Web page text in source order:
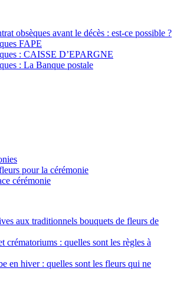
obsèques avant le décès : est-ce possible ?
FAPE
: CAISSE D’EPARGNE
: La Banque postale
pour la cérémonie
cérémonie
aux traditionnels bouquets de fleurs de
crématoriums : quelles sont les règles à
en hiver : quelles sont les fleurs qui ne